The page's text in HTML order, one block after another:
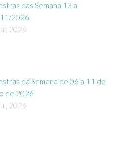
das Semana 13 a
2026
2026
da Semana de 06 a 11 de
de 2026
2026